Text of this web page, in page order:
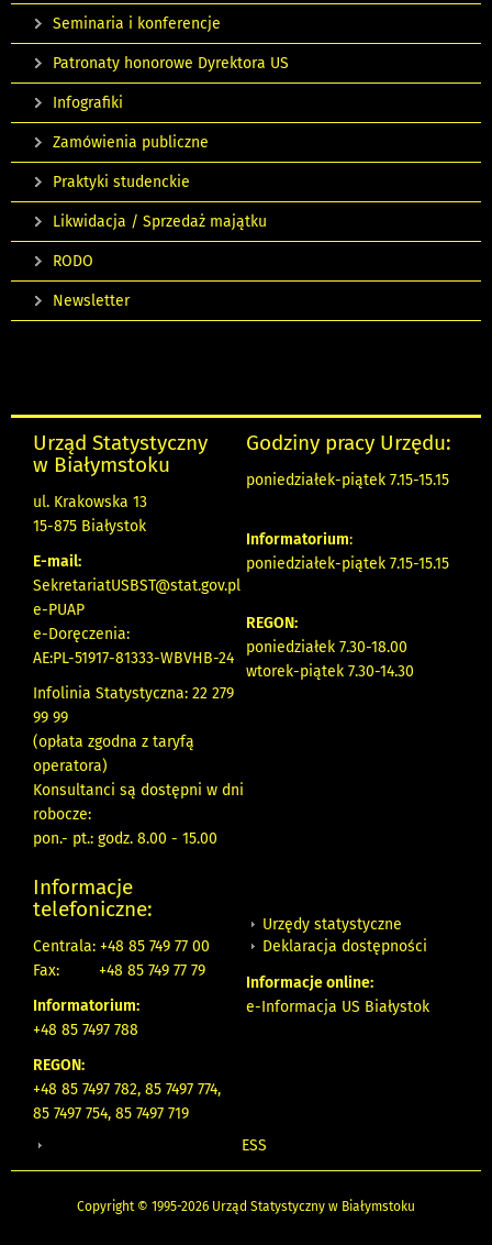
Seminaria i konferencje
Patronaty honorowe Dyrektora US
Infografiki
Zamówienia publiczne
Praktyki studenckie
Likwidacja / Sprzedaż majątku
RODO
Newsletter
Urząd Statystyczny
w Białymstoku
ul. Krakowska 13
15-875 Białystok
E-mail:
SekretariatUSBST@stat.gov.pl
e-PUAP
e-Doręczenia:
AE:PL-51917-81333-WBVHB-24
Infolinia Statystyczna: 22 279
99 99
(opłata zgodna z taryfą
operatora)
Konsultanci są dostępni w dni
robocze:
pon.- pt.: godz. 8.00 - 15.00
Godziny pracy Urzędu:
poniedziałek-piątek 7.15-15.15
Informatorium:
poniedziałek-piątek 7.15-15.15
REGON:
poniedziałek 7.30-18.00
wtorek-piątek 7.30-14.30
Informacje
telefoniczne:
Centrala: +48 85 749 77 00
Fax:
+48 85 749 77 79
Informatorium:
+48 85 7497 788
REGON:
+48 85 7497 782, 85 7497 774,
85 7497 754, 85 7497 719
Urzędy statystyczne
Deklaracja dostępności
Informacje online:
e-Informacja US Białystok
ESS
Copyright © 1995-2026 Urząd Statystyczny w Białymstoku